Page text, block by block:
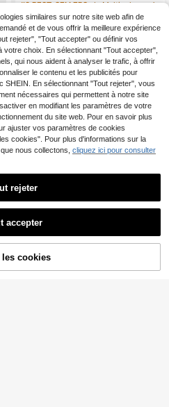
bé garçon unisexe mode nouveau c
ool beau gaufre rayé coupe ample,
convient pour les sorties
#3 BEST-SELLERS de Multicolore Hauts pour bébés garçons
9
nts bébé garçon bébé fille unisexe V
CRAQUEZ DES MAINTENANT
similaires sur notre site web afin de
et de vous offrir la meilleure expérience
rejeter", "Tout accepter" ou définir vos
choix. En sélectionnant "Tout accepter",
qui nous aident à analyser le trafic, à offrir
le contenu et les publicités pour
En sélectionnant "Tout rejeter", vous
nécessaires qui permettent à notre site
en modifiant les paramètres de votre
du site web. Pour en savoir plus
ajuster vos paramètres de cookies
cookies". Pour plus d'informations sur la
nous collectons, cliquez ici pour consulter
rejeter
accepter
les cookies